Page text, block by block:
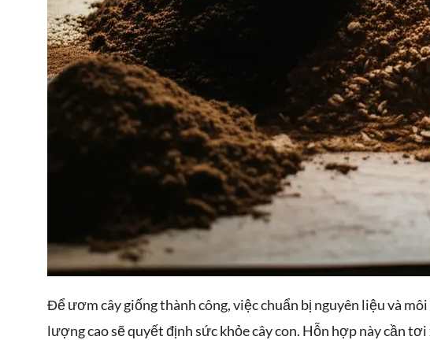
Để ươm cây giống thành công, việc chuẩn bị nguyên liệu và
lượng cao sẽ quyết định sức khỏe cây con. Hỗn hợp này cần